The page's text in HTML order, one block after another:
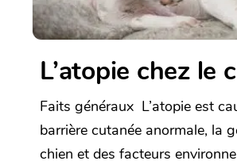
L’atopie chez le
Faits généraux L’atopie est
barrière cutanée anormale, la
chien et des facteurs